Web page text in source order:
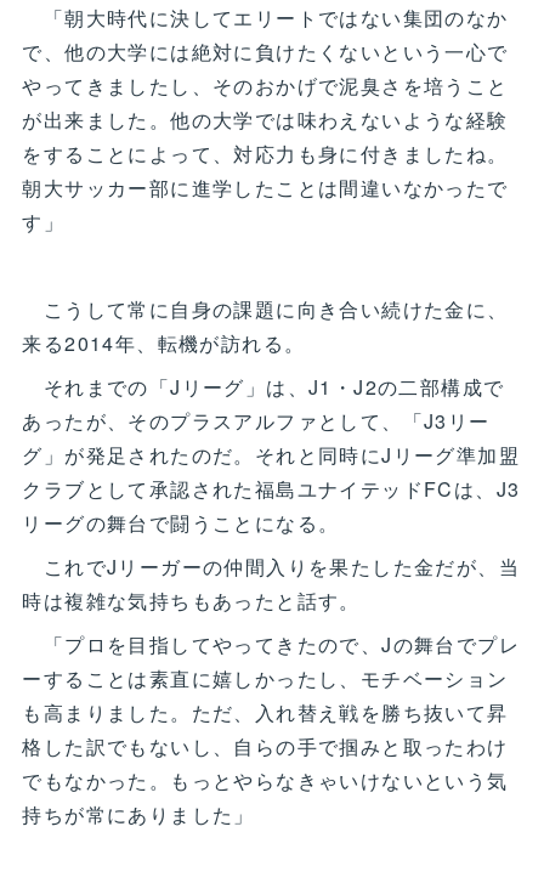
「朝大時代に決してエリートではない集団のなか
で、他の大学には絶対に負けたくないという一心で
やってきましたし、そのおかげで泥臭さを培うこと
が出来ました。他の大学では味わえないような経験
をすることによって、対応力も身に付きましたね。
朝大サッカー部に進学したことは間違いなかったで
す」
こうして常に自身の課題に向き合い続けた金に、
来る2014年、転機が訪れる。
それまでの「Jリーグ」は、J1・J2の二部構成で
あったが、そのプラスアルファとして、「J3リー
グ」が発足されたのだ。それと同時にJリーグ準加盟
クラブとして承認された福島ユナイテッドFCは、J3
リーグの舞台で闘うことになる。
これでJリーガーの仲間入りを果たした金だが、当
時は複雑な気持ちもあったと話す。
「プロを目指してやってきたので、Jの舞台でプレ
ーすることは素直に嬉しかったし、モチベーション
も高まりました。ただ、入れ替え戦を勝ち抜いて昇
格した訳でもないし、自らの手で掴みと取ったわけ
でもなかった。もっとやらなきゃいけないという気
持ちが常にありました」